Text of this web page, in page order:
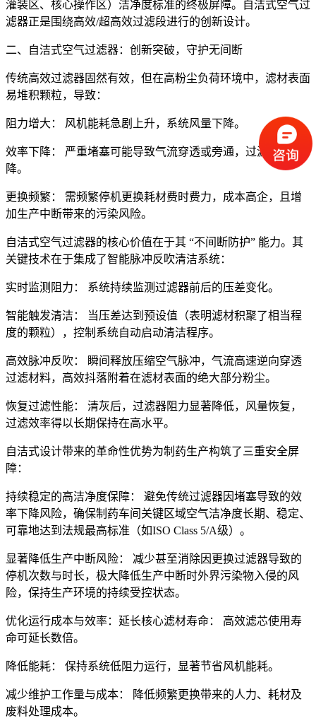
灌装区、核心操作区）洁净度标准的终极屏障。自洁式空气过
滤器正是围绕高效/超高效过滤段进行的创新设计。
二、自洁式空气过滤器：创新突破，守护无间断
传统高效过滤器固然有效，但在高粉尘负荷环境中，滤材表面
易堆积颗粒，导致：
阻力增大： 风机能耗急剧上升，系统风量下降。
效率下降： 严重堵塞可能导致气流穿透或旁通，过滤效率下
降。
更换频繁： 需频繁停机更换耗材费时费力，成本高企，且增
加生产中断带来的污染风险。
自洁式空气过滤器的核心价值在于其 “不间断防护” 能力。其
关键技术在于集成了智能脉冲反吹清洁系统：
实时监测阻力： 系统持续监测过滤器前后的压差变化。
智能触发清洁： 当压差达到预设值（表明滤材积聚了相当程
度的颗粒），控制系统自动启动清洁程序。
高效脉冲反吹： 瞬间释放压缩空气脉冲，气流高速逆向穿透
过滤材料，高效抖落附着在滤材表面的绝大部分粉尘。
恢复过滤性能： 清灰后，过滤器阻力显著降低，风量恢复，
过滤效率得以长期保持在高水平。
自洁式设计带来的革命性优势为制药生产构筑了三重安全屏
障：
持续稳定的高洁净度保障： 避免传统过滤器因堵塞导致的效
率下降风险，确保制药车间关键区域空气洁净度长期、稳定、
可靠地达到法规最高标准（如ISO Class 5/A级）。
显著降低生产中断风险： 减少甚至消除因更换过滤器导致的
停机次数与时长，极大降低生产中断时外界污染物入侵的风
险，保持生产环境的持续受控状态。
优化运行成本与效率：延长核心滤材寿命： 高效滤芯使用寿
命可延长数倍。
降低能耗： 保持系统低阻力运行，显著节省风机能耗。
减少维护工作量与成本： 降低频繁更换带来的人力、耗材及
废料处理成本。